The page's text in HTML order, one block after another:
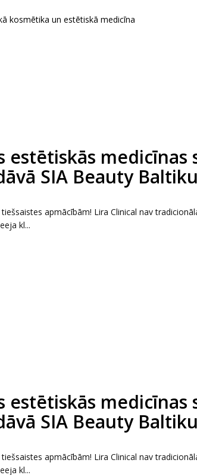
kosmētika un estētiskā medicīna
estētiskās medicīnas
SIA Beauty
apmācībām! Lira Clinical nav
kl...
estētiskās medicīnas
SIA Beauty
apmācībām! Lira Clinical nav
kl...